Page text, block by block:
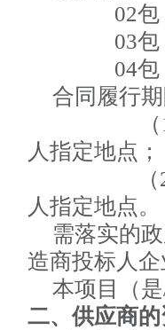
02
03
04
合同履行
（
人指定地点；
（
人指定地点。
需落实的
造商投标人
本项目（是
二、供应商